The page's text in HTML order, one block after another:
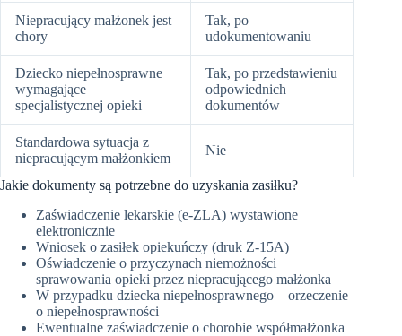
Niepracujący małżonek jest
chory
Tak, po
udokumentowaniu
Dziecko niepełnosprawne
wymagające
specjalistycznej opieki
Tak, po przedstawieniu
odpowiednich
dokumentów
Standardowa sytuacja z
niepracującym małżonkiem
Nie
Jakie dokumenty są potrzebne do uzyskania zasiłku?
Zaświadczenie lekarskie (e-ZLA) wystawione
elektronicznie
Wniosek o zasiłek opiekuńczy (druk Z-15A)
Oświadczenie o przyczynach niemożności
sprawowania opieki przez niepracującego małżonka
W przypadku dziecka niepełnosprawnego – orzeczenie
o niepełnosprawności
Ewentualne zaświadczenie o chorobie współmałżonka